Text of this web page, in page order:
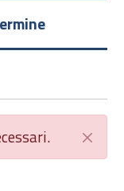
Chiudi